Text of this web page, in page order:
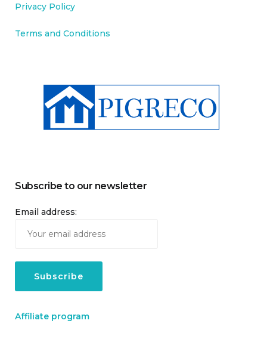
Privacy Policy
Terms and Conditions
Subscribe to our newsletter
Email address:
Affiliate program